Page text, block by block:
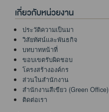
เกี่ยวกับหน่วยงาน
ประวัติความเป็นมา
วิสัยทัศน์และพันธกิจ
บทบาทหน้าที่
ขอบเขตรับผิดชอบ
โครงสร้างองค์กร
ส่วนในสำนักงาน
สำนักงานสีเขียว (Green Office)
ติดต่อเรา